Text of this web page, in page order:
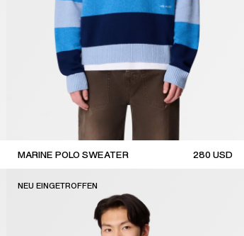
MARINE POLO SWEATER 280USD
NEU EINGETROFFEN